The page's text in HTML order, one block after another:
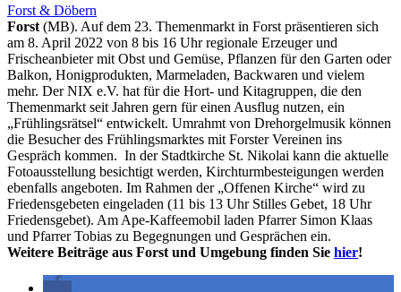
Forst & Döbern
Forst (MB). Auf dem 23. Themenmarkt in Forst präsentieren sich
am 8. April 2022 von 8 bis 16 Uhr regionale Erzeuger und
Frischeanbieter mit Obst und Gemüse, Pflanzen für den Garten oder
Balkon, Honigprodukten, Marmeladen, Backwaren und vielem
mehr. Der NIX e.V. hat für die Hort- und Kitagruppen, die den
Themenmarkt seit Jahren gern für einen Ausflug nutzen, ein
„Frühlingsrätsel“ entwickelt. Umrahmt von Drehorgelmusik können
die Besucher des Frühlingsmarktes mit Forster Vereinen ins
Gespräch kommen. In der Stadtkirche St. Nikolai kann die aktuelle
Fotoausstellung besichtigt werden, Kirchturmbesteigungen werden
ebenfalls angeboten. Im Rahmen der „Offenen Kirche“ wird zu
Friedensgebeten eingeladen (11 bis 13 Uhr Stilles Gebet, 18 Uhr
Friedensgebet). Am Ape-Kaffeemobil laden Pfarrer Simon Klaas
und Pfarrer Tobias zu Begegnungen und Gesprächen ein.
Weitere Beiträge aus Forst und Umgebung finden Sie hier!